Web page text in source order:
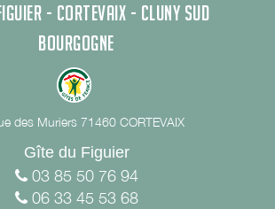
- CORTEVAIX - CLUNY SUD
BOURGOGNE
des Muriers 71460 CORTEVAIX
Gîte du Figuier
03 85 50 76 94
06 33 45 53 68